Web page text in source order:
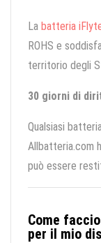
La batteria
ROHS e
territorio degli
30 giorni di
Qualsiasi
Allbatteria.com
può essere
Come
per il mio